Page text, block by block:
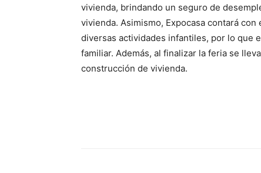
vivienda, brindando un seguro de
vivienda. Asimismo, Expocasa contará
diversas actividades infantiles, por lo que
familiar. Además, al finalizar la feria se
construcción de vivienda.